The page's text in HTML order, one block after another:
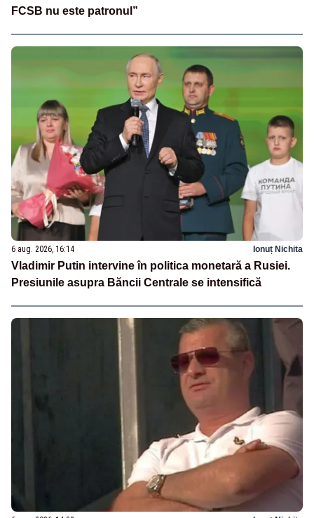
FCSB nu este patronul”
6 aug. 2026, 16:14 Ionuț Nichita
Vladimir Putin intervine în politica monetară a Rusiei.
Presiunile asupra Băncii Centrale se intensifică